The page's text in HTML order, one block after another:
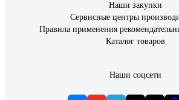
Наши закупки
Сервисные центры
Правила применения
Каталог товаров
Наши соцсети